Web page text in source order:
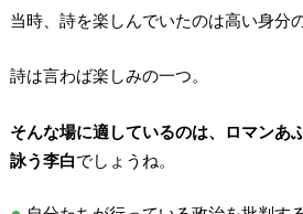
当時、詩を楽しんでいたのは高い身分
詩は言わば楽しみの一つ。
そんな場に適しているのは、ロマンあ
詠う李白でしょうね。